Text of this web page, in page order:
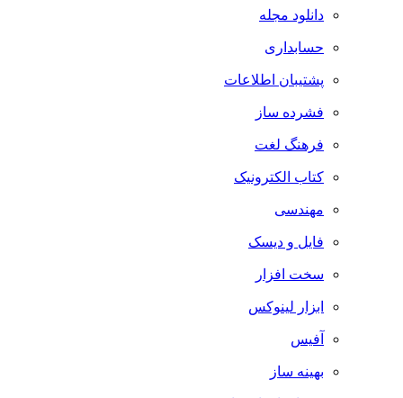
دانلود مجله
حسابداری
پشتیبان اطلاعات
فشرده ساز
فرهنگ لغت
کتاب الکترونیک
مهندسی
فایل و دیسک
سخت افزار
ابزار لینوکس
آفیس
بهینه ساز